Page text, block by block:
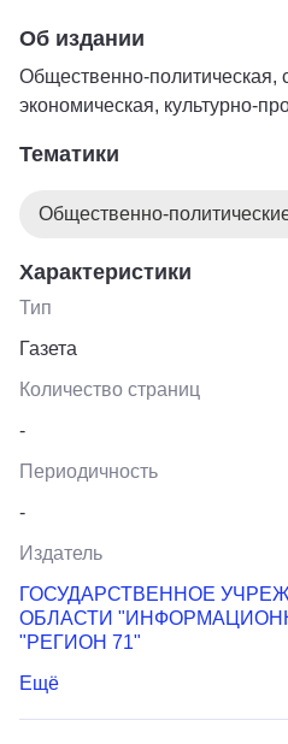
Об издании
Общественно-политическая,
экономическая, культурно-
Тематики
Общественно-
Характеристики
Тип
Газета
Количество страниц
-
Периодичность
-
Издатель
ГОСУДАРСТВЕННОЕ
ОБЛАСТИ
"РЕГИОН 71"
Ещё